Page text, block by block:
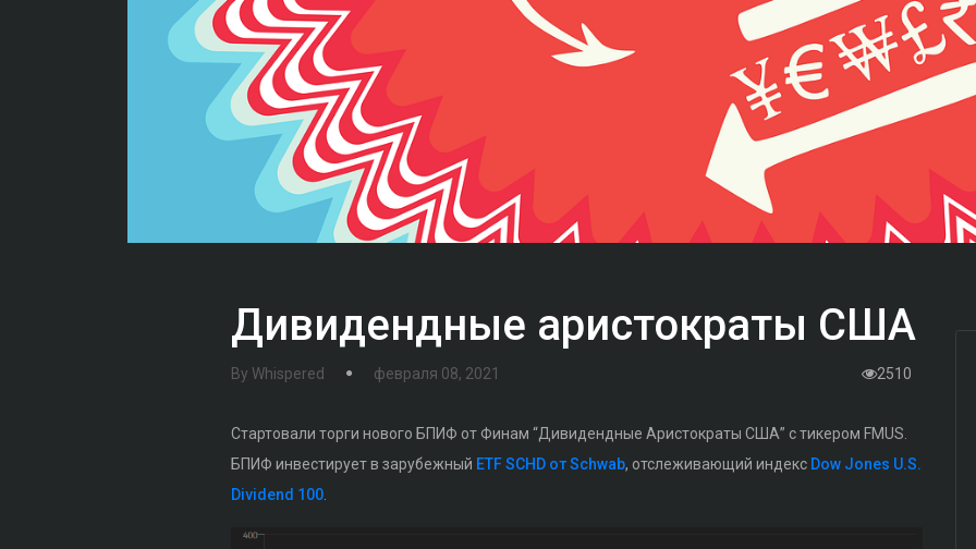
Дивидендные аристократы США
By Whispered февраля 08, 2021 2510
Стартовали торги нового БПИФ от Финам “Дивидендные Аристократы США” с тикером FMUS.
БПИФ инвестирует в зарубежный ETF SCHD от Schwab, отслеживающий индекс Dow Jones U.S.
Dividend 100